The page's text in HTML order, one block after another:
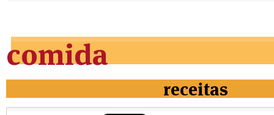
comida
receitas